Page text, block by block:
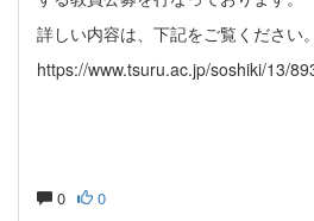
詳しい内容は、下記をご覧ください。
https://www.tsuru.ac.jp/soshiki/13/
0 0